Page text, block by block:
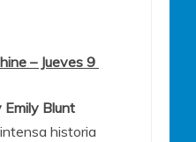
– Jueves 9
Emily Blunt
historia